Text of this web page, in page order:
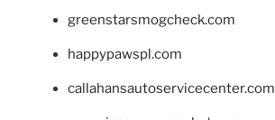
greenstarsmogcheck.com
happypawspl.com
callahansautoservicecenter.com